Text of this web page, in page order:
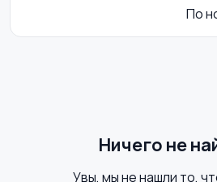
По
Ничего не
Увы, мы не нашли то,